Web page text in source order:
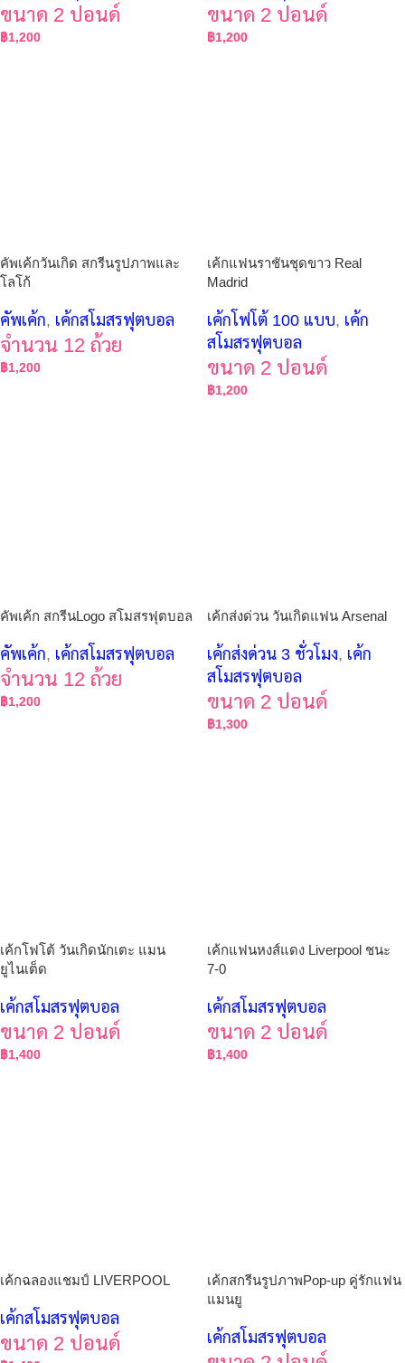
ขนาด 2 ปอนด์
฿1,200
ขนาด 2 ปอนด์
฿1,200
คัพเค้กวันเกิด สกรีนรูปภาพและ
โลโก้
คัพเค้ก, เค้กสโมสรฟุตบอล
จำนวน 12 ถ้วย
฿1,200
เค้กแฟนราชันชุดขาว Real
Madrid
เค้กโฟโต้ 100 แบบ, เค้ก
สโมสรฟุตบอล
ขนาด 2 ปอนด์
฿1,200
คัพเค้ก สกรีนLogo สโมสรฟุตบอล
คัพเค้ก, เค้กสโมสรฟุตบอล
จำนวน 12 ถ้วย
฿1,200
เค้กส่งด่วน วันเกิดแฟน Arsenal
เค้กส่งด่วน 3 ชั่วโมง, เค้ก
สโมสรฟุตบอล
ขนาด 2 ปอนด์
฿1,300
เค้กโฟโต้ วันเกิดนักเตะ แมน
ยูไนเต็ด
เค้กสโมสรฟุตบอล
ขนาด 2 ปอนด์
฿1,400
เค้กแฟนหงส์แดง Liverpool ชนะ
7-0
เค้กสโมสรฟุตบอล
ขนาด 2 ปอนด์
฿1,400
เค้กฉลองแชมป์ LIVERPOOL
เค้กสโมสรฟุตบอล
ขนาด 2 ปอนด์
เค้กสกรีนรูปภาพPop-up คู่รักแฟน
แมนยู
เค้กสโมสรฟุตบอล